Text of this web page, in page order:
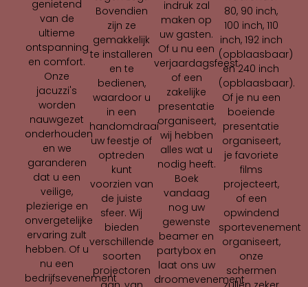
genietend
van de
ultieme
ontspanning
en comfort.
Onze
jacuzzi's
worden
nauwgezet
onderhouden
en we
garanderen
dat u een
veilige,
plezierige en
onvergetelijke
ervaring zult
hebben. Of u
nu een
bedrijfsevenement
Bovendien
zijn ze
gemakkelijk
te installeren
en te
bedienen,
waardoor u
in een
handomdraai
uw feestje of
optreden
kunt
voorzien van
de juiste
sfeer. Wij
bieden
verschillende
soorten
projectoren
indruk zal
maken op
uw gasten.
Of u nu een
verjaardagsfeest
of een
zakelijke
presentatie
organiseert,
wij hebben
alles wat u
nodig heeft.
Boek
vandaag
nog uw
gewenste
beamer en
partybox en
laat ons uw
droomevenement
80, 90 inch,
100 inch, 110
inch, 192 inch
(opblaasbaar)
en 240 inch
(opblaasbaar).
Of je nu een
boeiende
presentatie
organiseert,
je favoriete
films
projecteert,
of een
opwindend
sportevenement
organiseert,
onze
schermen